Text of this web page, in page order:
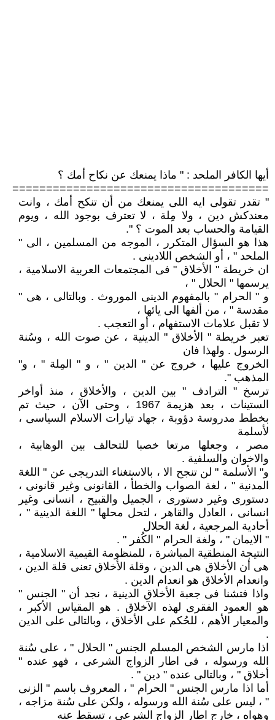
أيها الكافر الملحد : " ماذا يمنعك عن نكاح أمك ؟
======================================
" تقدر تقولى ايه اللى يمنعك من أن تنكح أمك ، وانت
معندكش دين ، ولا مِلة ، لا تعترف بوجود الله ، ويوم
القيامة والحساب بعد الموت ؟ ".
هذا هو السؤال المتكرر ، الموجه من المسلمين ، الى "
الملحد " ، أو الشخص اللادينى .
ان خريطة " الأخلاق " فى المجتمعات العربية الاسلامية ،
يرسمها " الحلال " ،
و " الحرام " بالمفهوم الدينى الموروث . وبالتالى ، هى "
مقدسة " ، من ألفها الى يائها ،
لا تقبل علامات الاستفهام ، أو التعجب .
تعبر خريطة " الأخلاق " الدينية ، عن صوت الله ، وسُنة
الرسول . ولهذا فان
الخروج عليها ، خروج عن " الدين " ، و " المِلة " ، و"
المذهب ".
ترسخ " الترادف " بين الدين ، والأخلاق ، منذ أواخر
الستينات ، بعد هزيمة 1967 ، وحتى الآن ، حيث تم
بخطط مدروسة دؤوبة ، جهاد تيارات الاسلام السياسى ،
لأسلمة
مصر ، وجعلها مرتعا خصبا للتحالف بين الوهابية ،
والاخوان والسلفية .
و" الأسلمة " لن تنجح الا ، بالاستغناء التدريجى عن " اللغة
المدنية " ، لغة الصواب والخطأ ، القانونى وغير قانونى ،
دستورى وغير دستورى ، الجميل والقبيح ، انسانى وغير
انسانى ، العادل والقاهر ، لتحل محلها " اللغة الدينية " ،
أحادية المرجعية ، لغة الحلال
" الايمان " ، ولغة الحرام " الكُفر " .
النتيجة المنطقية المباشرة ، للمنظومة القيمية الاسلامية ،
هى أن الأخلاق هى الدين ، وقلة الأخلاق تعنى قلة الدين ،
وانعدام الأخلاق هو انعدام الدين .
واذا فتشنا فى جعبة الأخلاق الدينية ، نجد أن " الجنس "
هو العمود الفقرى لهذه الآخلاق . هو المقياس الأكبر ،
والمعيار الأهم ، للحُكم على الأخلاق ، وبالتالى على الدين
.
اذا مارس الشخص المسلم الجنس " الحلال " ، على سُنة
الله ورسوله ، فى اطار الزواج الشرعى ، فهو عنده "
أخلاق " ، وبالتالى عنده " دين " .
أما اذا مارس الجنس " الحرام " ، المعروف باسم " الزنى
" ، ليس على سُنة الله ورسوله ، ولكن على سُنة مزاجه ،
وهواه ، خارج اطار الزواج الشرعى ، تسقط عنه